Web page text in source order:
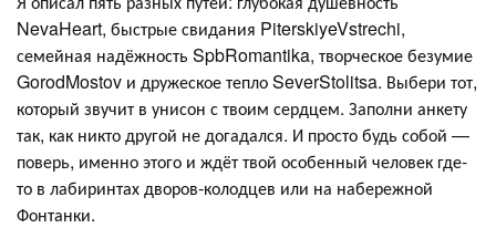
NevaHeart, быстрые свидания PiterskiyeVstrechi,
семейная надёжность SpbRomantika, творческое безумие
GorodMostov и дружеское тепло SeverStolitsa. Выбери тот,
который звучит в унисон с твоим сердцем. Заполни анкету
так, как никто другой не догадался. И просто будь собой —
поверь, именно этого и ждёт твой особенный человек где-
то в лабиринтах дворов-колодцев или на набережной
Фонтанки.